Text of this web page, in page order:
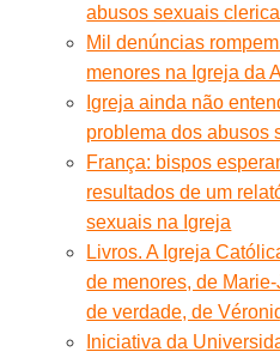
abusos sexuais
Mil denúncias
menores na Igreja da
Igreja ainda não
problema dos abusos
França: bispos
resultados de um
sexuais na Igreja
Livros. A Igreja
de menores, de
de verdade, de
Iniciativa da